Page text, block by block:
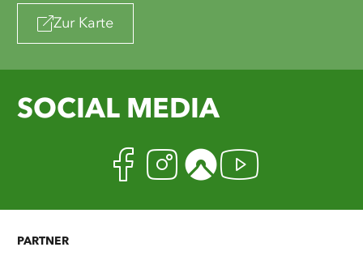
Zur Karte
SOCIAL MEDIA
Facebook
Instagram
Komoot
PARTNER